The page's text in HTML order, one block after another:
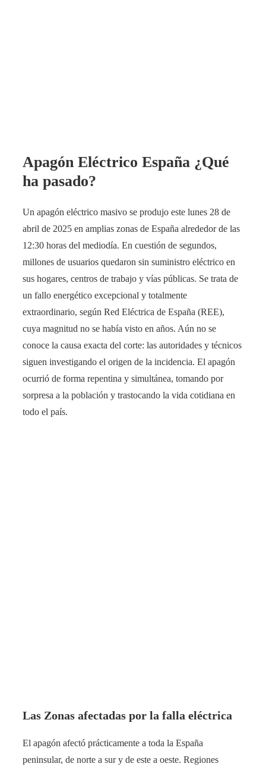
Apagón Eléctrico España ¿Qué
ha pasado?
Un apagón eléctrico masivo se produjo este lunes 28 de
abril de 2025 en amplias zonas de España alrededor de las
12:30 horas del mediodía​. En cuestión de segundos,
millones de usuarios quedaron sin suministro eléctrico en
sus hogares, centros de trabajo y vías públicas. Se trata de
un fallo energético excepcional y totalmente
extraordinario, según Red Eléctrica de España (REE),
cuya magnitud no se había visto en años​. Aún no se
conoce la causa exacta del corte: las autoridades y técnicos
siguen investigando el origen de la incidencia​. El apagón
ocurrió de forma repentina y simultánea, tomando por
sorpresa a la población y trastocando la vida cotidiana en
todo el país.
Las Zonas afectadas por la falla eléctrica
El apagón afectó prácticamente a toda la España
peninsular, de norte a sur y de este a oeste. Regiones